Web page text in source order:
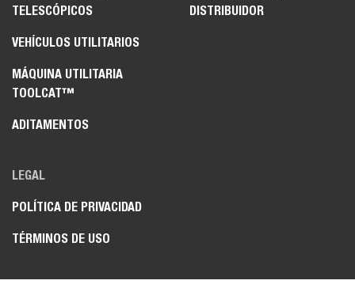
TELESCÓPICOS
VEHÍCULOS UTILITARIOS
MÁQUINA UTILITARIA
TOOLCAT™
ADITAMENTOS
DISTRIBUIDOR
LEGAL
POLÍTICA DE PRIVACIDAD
TÉRMINOS DE USO